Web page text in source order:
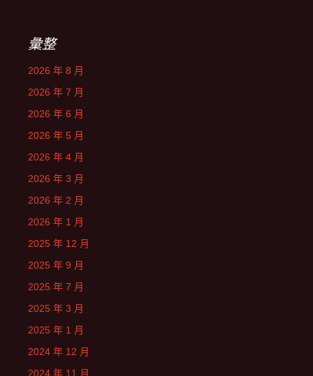
彙整
2026 年 8 月
2026 年 7 月
2026 年 6 月
2026 年 5 月
2026 年 4 月
2026 年 3 月
2026 年 2 月
2026 年 1 月
2025 年 12 月
2025 年 9 月
2025 年 7 月
2025 年 3 月
2025 年 1 月
2024 年 12 月
2024 年 11 月